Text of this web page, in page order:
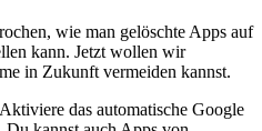
wie man gelöschte Apps auf
kann. Jetzt wollen wir
in Zukunft vermeiden kannst.
Aktiviere das automatische Google